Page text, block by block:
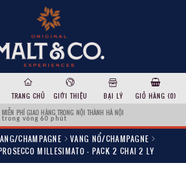
TRANG CHỦ GIỚI THIỆU ĐẠI LÝ GIỎ HÀNG (0)
MIỄN PHÍ GIAO HÀNG TRONG NỘI THÀNH HÀ NỘI
trong vòng 60 phút
CHAMPAGNE
VANG NỔ/CHAMPAGNE
MILLESIMATO – PACK 2 CHAI 2 LY